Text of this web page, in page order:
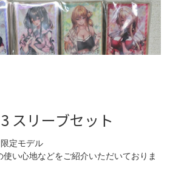
スリーブセット
定モデル
い心地などをご紹介いただいておりま